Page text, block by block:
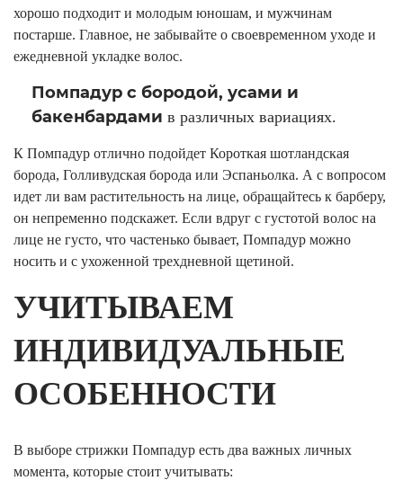
хорошо подходит и молодым юношам, и мужчинам
постарше. Главное, не забывайте о своевременном уходе и
ежедневной укладке волос.
Помпадур с бородой, усами и
бакенбардами в различных вариациях.
К Помпадур отлично подойдет Короткая шотландская
борода, Голливудская борода или Эспаньолка. А с вопросом
идет ли вам растительность на лице, обращайтесь к барберу,
он непременно подскажет. Если вдруг с густотой волос на
лице не густо, что частенько бывает, Помпадур можно
носить и с ухоженной трехдневной щетиной.
УЧИТЫВАЕМ
ИНДИВИДУАЛЬНЫЕ
ОСОБЕННОСТИ
В выборе стрижки Помпадур есть два важных личных
момента, которые стоит учитывать: